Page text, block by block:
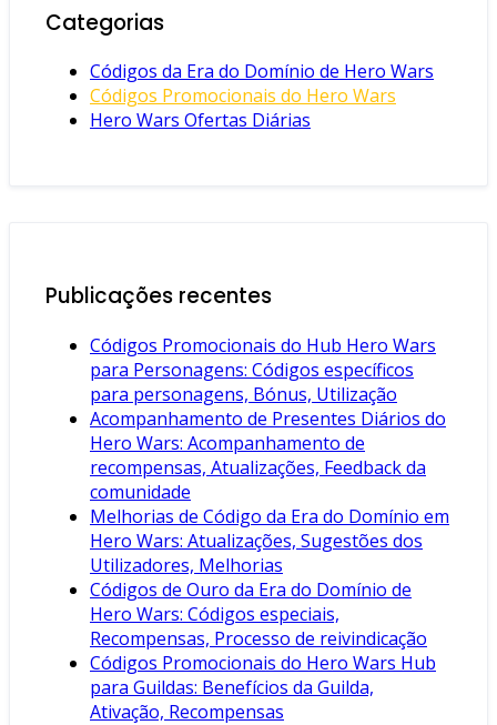
Categorias
Códigos da Era do Domínio de Hero Wars
Códigos Promocionais do Hero Wars
Hero Wars Ofertas Diárias
Publicações recentes
Códigos Promocionais do Hub Hero Wars
para Personagens: Códigos específicos
para personagens, Bónus, Utilização
Acompanhamento de Presentes Diários do
Hero Wars: Acompanhamento de
recompensas, Atualizações, Feedback da
comunidade
Melhorias de Código da Era do Domínio em
Hero Wars: Atualizações, Sugestões dos
Utilizadores, Melhorias
Códigos de Ouro da Era do Domínio de
Hero Wars: Códigos especiais,
Recompensas, Processo de reivindicação
Códigos Promocionais do Hero Wars Hub
para Guildas: Benefícios da Guilda,
Ativação, Recompensas